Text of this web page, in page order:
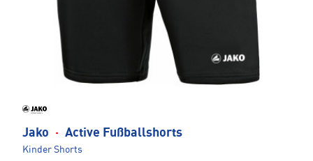
Jako · Active Fußballshorts
Kinder Shorts